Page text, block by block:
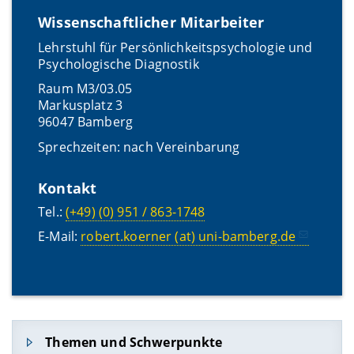
Wissenschaftlicher Mitarbeiter
Lehrstuhl für Persönlichkeitspsychologie und
Psychologische Diagnostik
Raum M3/03.05
Markusplatz 3
96047 Bamberg
Sprechzeiten: nach Vereinbarung
Kontakt
Tel.:(+49) (0) 951 / 863-1748
E-Mail: robert.koerner (at) uni-bamberg.de
Themen und Schwerpunkte